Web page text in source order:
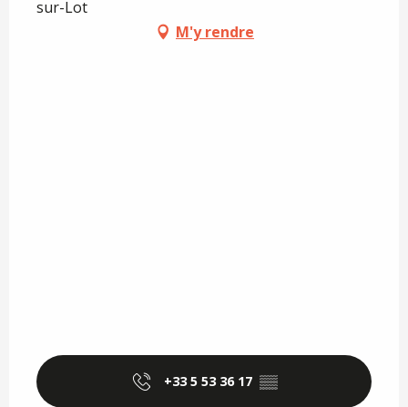
sur-Lot
M'y rendre
+33 5 53 36 17 ▒▒